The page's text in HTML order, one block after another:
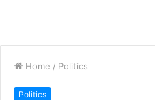
Home / Politics
Politics